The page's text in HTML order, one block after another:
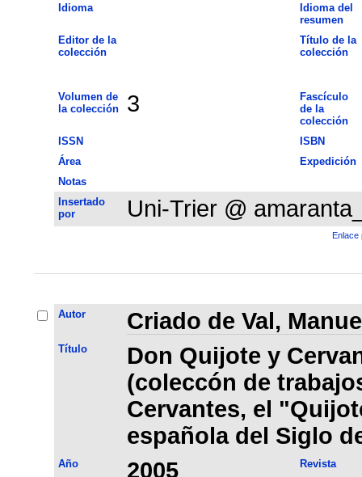
Idioma
Idioma del
resumen
Editor de la
colección
Título de la
colección
Volumen de
la colección
3
Fascículo
de la
colección
ISSN
ISBN
Área
Expedición
Notas
Insertado
por
Uni-Trier @
Enlace
Autor Criado de Val,
Título
Don Quijote y
(coleccón de
Cervantes, el
española del Siglo
Año 2005 Revista